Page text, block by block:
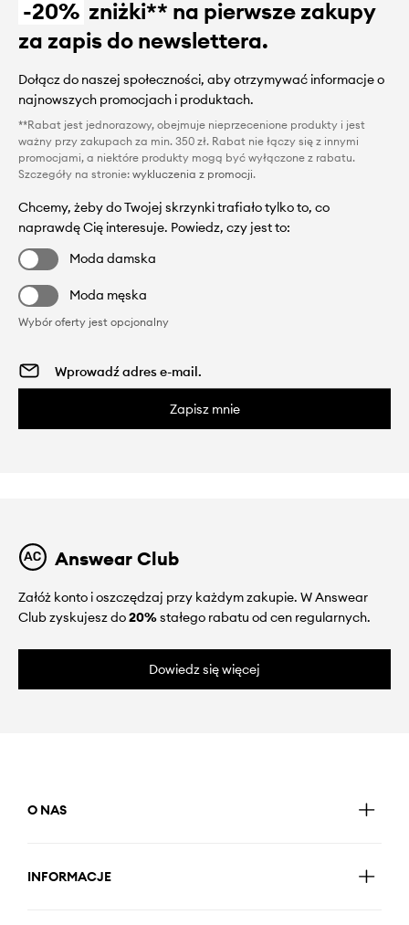
-20% zniżki** na pierwsze zakupy
za zapis do newslettera.
Dołącz do naszej społeczności, aby otrzymywać informacje o
najnowszych promocjach i produktach.
**Rabat jest jednorazowy, obejmuje nieprzecenione produkty i jest
ważny przy zakupach za min. 350 zł. Rabat nie łączy się z innymi
promocjami, a niektóre produkty mogą być wyłączone z rabatu.
Szczegóły na stronie: wykluczenia z promocji.
Chcemy, żeby do Twojej skrzynki trafiało tylko to, co
naprawdę Cię interesuje. Powiedz, czy jest to:
Moda damska
Moda męska
Wybór oferty jest opcjonalny
Zapisz mnie
Answear Club
Załóż konto i oszczędzaj przy każdym zakupie. W Answear
Club zyskujesz do20%stałego rabatu od cen regularnych.
Dowiedz się więcej
O NAS
INFORMACJE